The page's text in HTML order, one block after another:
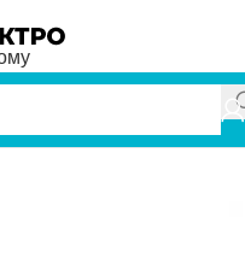
и Монтажную Панель